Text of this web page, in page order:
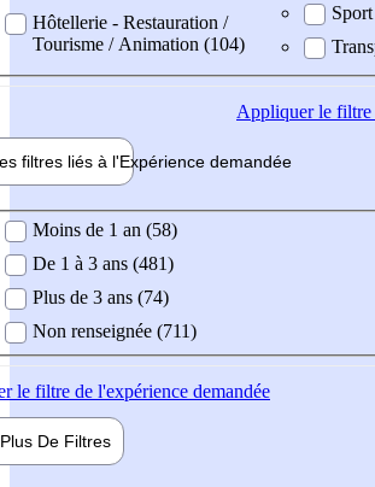
Hôtellerie - Restauration /
Tourisme / Animation (104)
Sport
Appliquerle filtre
filtres liés à l'Expérience demandée
demandée
Moins de 1 an (58)
De 1 à 3 ans (481)
Plus de 3 ans (74)
Non renseignée (711)
le filtre de l'expérience demandée
Plus De Filtres